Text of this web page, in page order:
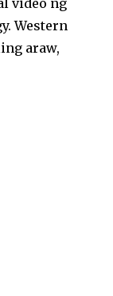
Western
araw,